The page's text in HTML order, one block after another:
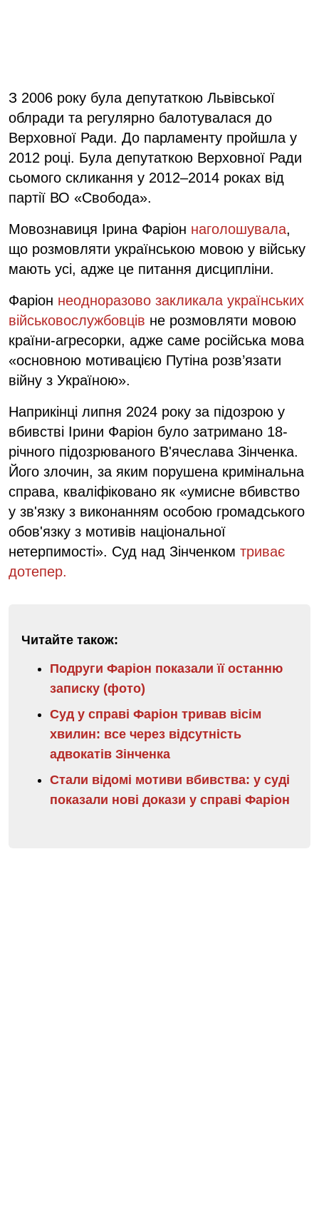
З 2006 року була депутаткою Львівської
облради та регулярно балотувалася до
Верховної Ради. До парламенту пройшла у
2012 році. Була депутаткою Верховної Ради
сьомого скликання у 2012–2014 роках від
партії ВО «Свобода».
Мовознавиця Ірина Фаріон наголошувала,
що розмовляти українською мовою у війську
мають усі, адже це питання дисципліни.
Фаріон неодноразово закликала українських
військовослужбовців не розмовляти мовою
країни-агресорки, адже саме російська мова
«основною мотивацією Путіна розв’язати
війну з Україною».
Наприкінці липня 2024 року за підозрою у
вбивстві Ірини Фаріон було затримано 18-
річного підозрюваного В'ячеслава Зінченка.
Його злочин, за яким порушена кримінальна
справа, кваліфіковано як «умисне вбивство
у зв'язку з виконанням особою громадського
обов'язку з мотивів національної
нетерпимості». Суд над Зінченком триває
дотепер.
Читайте також:
Подруги Фаріон показали її останню
записку (фото)
Суд у справі Фаріон тривав вісім
хвилин: все через відсутність
адвокатів Зінченка
Стали відомі мотиви вбивства: у суді
показали нові докази у справі Фаріон